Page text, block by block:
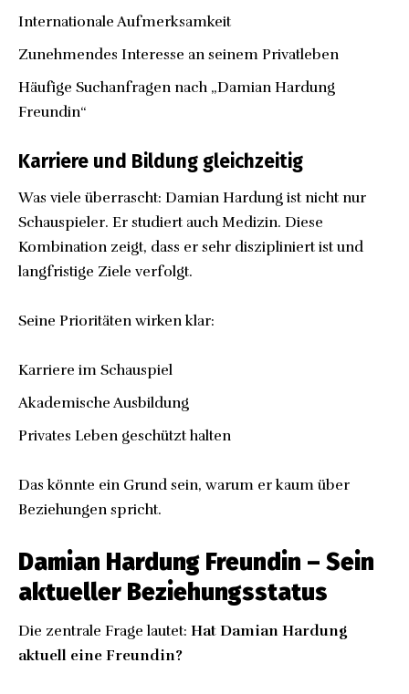
Internationale Aufmerksamkeit
Zunehmendes Interesse an seinem Privatleben
Häufige Suchanfragen nach „Damian Hardung
Freundin“
Karriere und Bildung gleichzeitig
Was viele überrascht: Damian Hardung ist nicht nur
Schauspieler. Er studiert auch Medizin. Diese
Kombination zeigt, dass er sehr diszipliniert ist und
langfristige Ziele verfolgt.
Seine Prioritäten wirken klar:
Karriere im Schauspiel
Akademische Ausbildung
Privates Leben geschützt halten
Das könnte ein Grund sein, warum er kaum über
Beziehungen spricht.
Damian Hardung Freundin – Sein
aktueller Beziehungsstatus
Die zentrale Frage lautet: Hat Damian Hardung
aktuell eine Freundin?